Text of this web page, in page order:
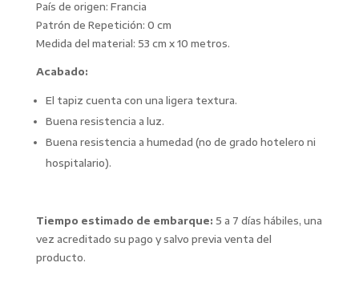
País de origen: Francia
Patrón de Repetición: 0 cm
Medida del material: 53 cm x 10 metros.
Acabado:
El tapiz cuenta con una ligera textura.
Buena resistencia a luz.
Buena resistencia a humedad (no de grado hotelero ni
hospitalario).
Tiempo estimado de embarque: 5 a 7 días hábiles, una
vez acreditado su pago y salvo previa venta del
producto.